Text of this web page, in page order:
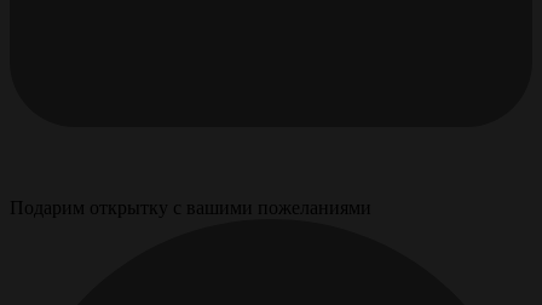
Подарим открытку с вашими пожеланиями